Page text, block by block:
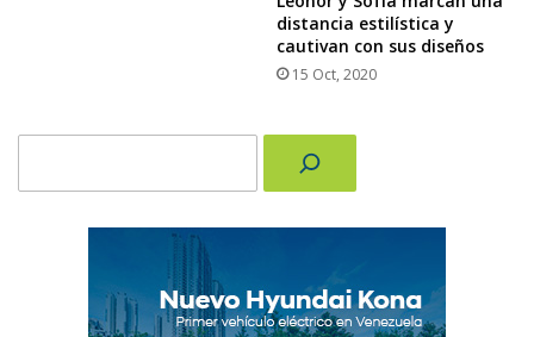
distancia estilística y
cautivan con sus diseños
15 Oct, 2020